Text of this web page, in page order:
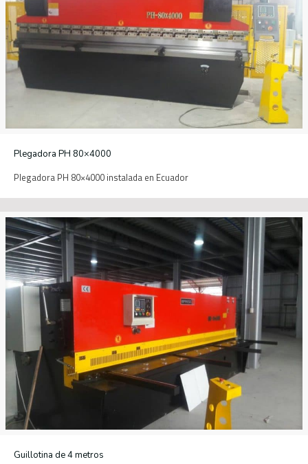
Plegadora PH 80×4000
Plegadora PH 80×4000 instalada en Ecuador
Guillotina de 4 metros